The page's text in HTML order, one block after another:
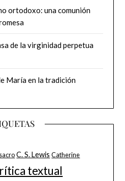
ortodoxo: una comunión
de la virginidad perpetua
María en la tradición
C. S. Lewis Catherine
textual